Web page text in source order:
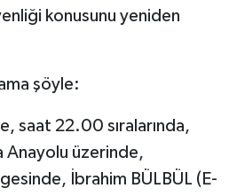
konusunu yeniden
şöyle:
saat 22.00 sıralarında,
Anayolu üzerinde,
İbrahim BÜLBÜL (E-